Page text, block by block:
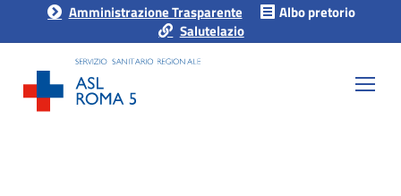
Amministrazione Trasparente
Albo pretorio
Salutelazio